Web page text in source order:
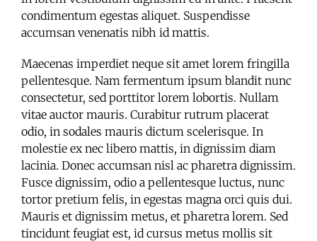
condimentum egestas aliquet. Suspendisse
accumsan venenatis nibh id mattis.
Maecenas imperdiet neque sit amet lorem fringilla
pellentesque. Nam fermentum ipsum blandit nunc
consectetur, sed porttitor lorem lobortis. Nullam
vitae auctor mauris. Curabitur rutrum placerat
odio, in sodales mauris dictum scelerisque. In
molestie ex nec libero mattis, in dignissim diam
lacinia. Donec accumsan nisl ac pharetra dignissim.
Fusce dignissim, odio a pellentesque luctus, nunc
tortor pretium felis, in egestas magna orci quis dui.
Mauris et dignissim metus, et pharetra lorem. Sed
tincidunt feugiat est, id cursus metus mollis sit